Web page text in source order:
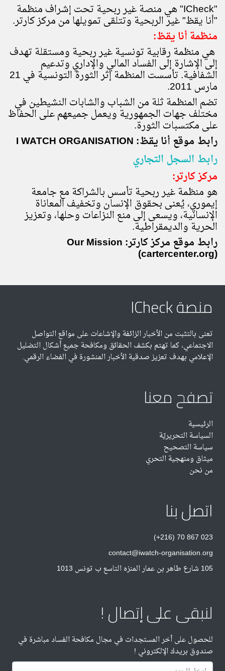
"
ICheck" هي منصة غير ربحية تحت إشراف منظمة
"أنا يقظ" غير الربحية وتتلقى تمويلها من مركز كارتر.
منظمة أنا يقظ:
هي منظمة رقابية تونسية غير ربحية ومستقلة تهدف
إلى الإشارة إلى الفساد المالي والإداري وتدعيم
الشفافية. تأسست المنظمة إثر الثورة التونسية في 21
مارس 2011.
تضم المنظمة ثلة من الشباب والشابات النشيطين في
مختلف جهات الجمهورية ويعمل جميعهم على الحفاظ
على مكتسبات الثورة.
رابط موقع أنا يقظ:I WATCH ORGANISATION
رابط السجل التجاري
مركز كارتر:
هو منظمة غير ربحية تأسس بالشراكة مع جامعة
إيموري، يُعنى بحقوق الإنسان وتخفيف المعاناة
الإنسانية، ويسعى إلى منع النزاعات وحلها، وتعزيز
الحرية والديمقراطية.
رابط موقع مركز كارتر:Our Mission
(cartercenter.org)
منصة ICheck
تعنى بالتثبت من الأخبار الزائفة والإشاعات على مواقع التواصل
الاجتماعي، كما تهتم بكشف الحقائق ومكافحة جميع أشكال التضليل
الإعلامي بهدف تعزيز صدقية الأخبار المنشورة في الفضاء الرقمي.
تصفح معنا
الرئيسية
السياسة التحريريّة
سياسة التصحيح
ميثاق ومنهجية التحري
من نحن
اتصل بنا
(+216) 70 867 023
contact@iwatch-organisation.org
105 شارع طاهر بن عمار المنزه التاسع ب تونس 1013
لنبقى على إتصال !
للحصول على أخر المستجدات في مجال مكافحة الفساد مباشرة في
صندوق بريدك الإلكتروني !